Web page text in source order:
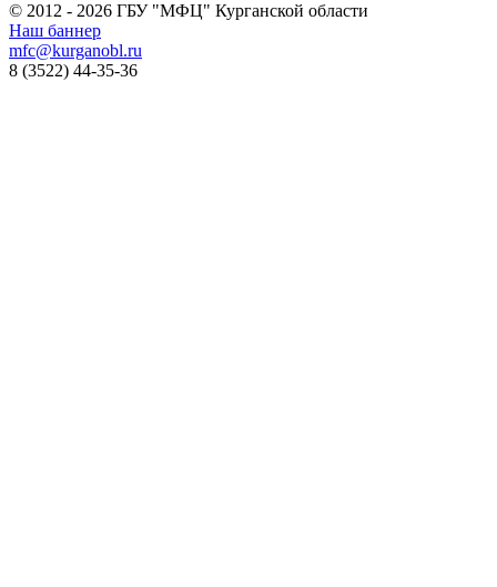
© 2012 - 2026 ГБУ "МФЦ" Курганской области
Наш баннер
mfc@kurganobl.ru
8 (3522) 44-35-36